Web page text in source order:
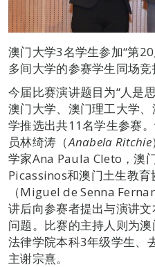
澳门大学3名学生参加“第
多间大学的参赛学生同场竞
今届比赛演讲题目为“人是
澳门大学、澳门理工大学
学推选出共11名学生参赛
员林绮涛（Anabela Ritchie
学家Ana Paula Cleto，澳
Picassinos和澳门土生教
（Miguel de Senna
讲后向参赛者提出与演讲
问题。比赛的主持人则为
法律学院本科3年级学生、
主谢宗熹。